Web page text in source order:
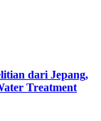
dari Jepang,
Treatment